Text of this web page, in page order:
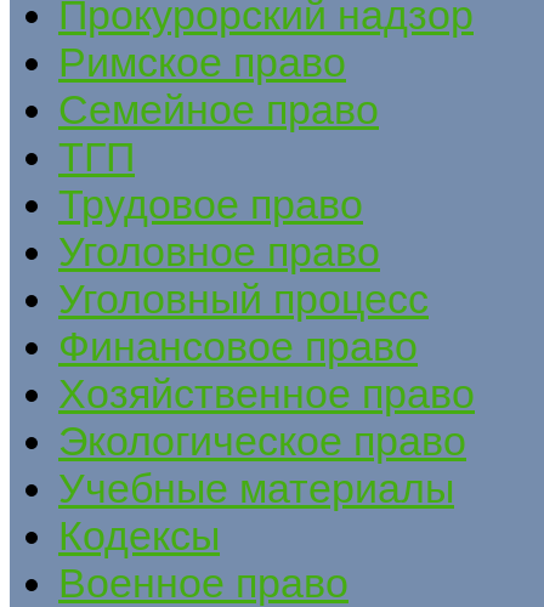
Прокурорский надзор
Римское право
Семейное право
ТГП
Трудовое право
Уголовное право
Уголовный процесс
Финансовое право
Хозяйственное право
Экологическое право
Учебные материалы
Кодексы
Военное право